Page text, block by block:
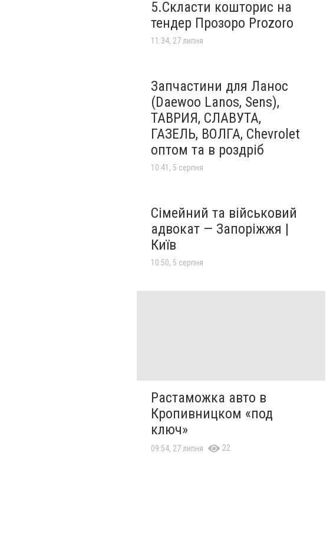
5.Скласти кошторис на
тендер Прозоро Prozoro
11:34, 27 липня
Запчастини для Ланос
(Daewoo Lanos, Sens),
ТАВРИЯ, СЛАВУТА,
ГАЗЕЛЬ, ВОЛГА, Chevrolet
оптом та в роздріб
10:41, 5 серпня
Сімейний та військовий
адвокат — Запоріжжя |
Київ
10:50, 5 серпня
Растаможка авто в
Кропивницком «под
ключ»
09:54, 27 липня 22